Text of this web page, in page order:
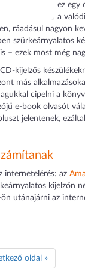
ez egy
a
ráadásul nagyon
szürkeárnyalatos
– ezek most még
kijelzős
más
cipelni a
e-book olvasót
jelentenek,
internetelérés: az
kijelzőn
utánajárni az
oldal »